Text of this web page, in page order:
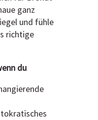
ganz
und fühle
richtige
du